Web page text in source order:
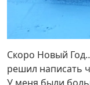
Скоро Новый
решил написать